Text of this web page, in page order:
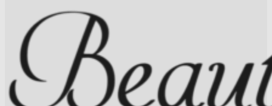
Mulighederne
vælges
varesiden